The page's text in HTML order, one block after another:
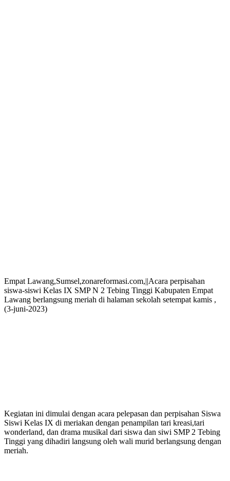
Empat Lawang,Sumsel,zonareformasi.com,||Acara perpisahan
siswa-siswi Kelas IX SMP N 2 Tebing Tinggi Kabupaten Empat
Lawang berlangsung meriah di halaman sekolah setempat kamis ,
(3-juni-2023)
Kegiatan ini dimulai dengan acara pelepasan dan perpisahan Siswa
Siswi Kelas IX di meriakan dengan penampilan tari kreasi,tari
wonderland, dan drama musikal dari siswa dan siwi SMP 2 Tebing
Tinggi yang dihadiri langsung oleh wali murid berlangsung dengan
meriah.